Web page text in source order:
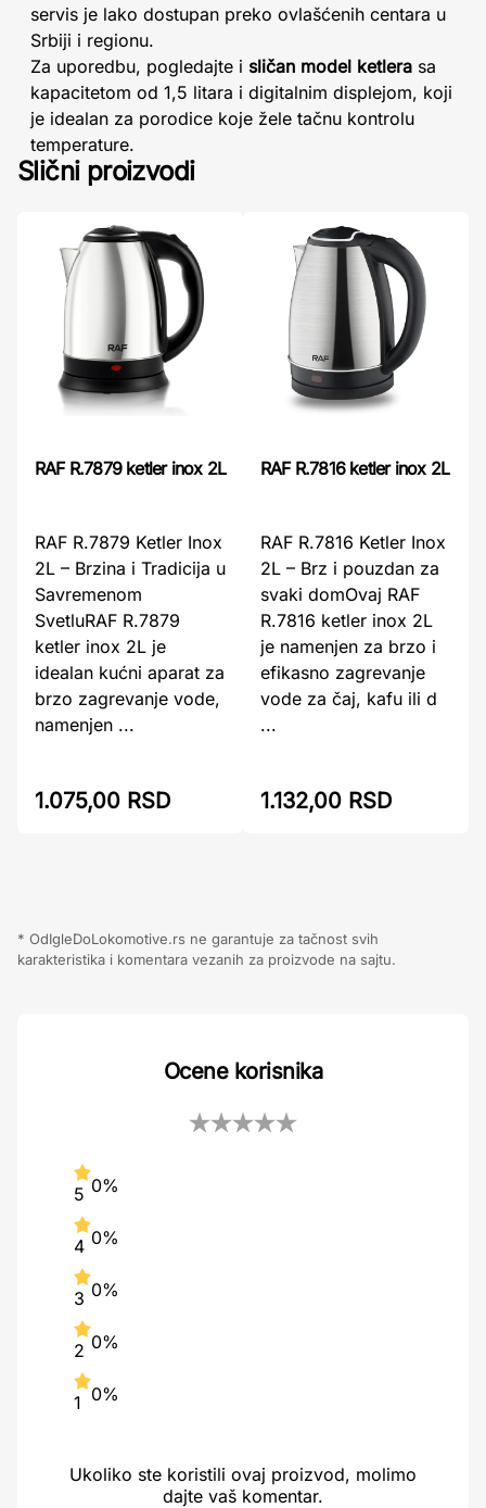
servis je lako dostupan preko ovlašćenih centara u
Srbiji i regionu.
Za uporedbu, pogledajte i sličan model ketlera sa
kapacitetom od 1,5 litara i digitalnim displejom, koji
je idealan za porodice koje žele tačnu kontrolu
temperature.
Slični proizvodi
RAF R.7879 ketler inox 2L
RAF R.7879 Ketler Inox
2L – Brzina i Tradicija u
Savremenom
SvetluRAF R.7879
ketler inox 2L je
idealan kućni aparat za
brzo zagrevanje vode,
namenjen ...
1.075,00 RSD
RAF R.7816 ketler inox 2L
RAF R.7816 Ketler Inox
2L – Brz i pouzdan za
svaki domOvaj RAF
R.7816 ketler inox 2L
je namenjen za brzo i
efikasno zagrevanje
vode za čaj, kafu ili d
...
1.132,00 RSD
* OdIgleDoLokomotive.rs ne garantuje za tačnost svih
karakteristika i komentara vezanih za proizvode na sajtu.
Ocene korisnika
5 0%
4 0%
3 0%
2 0%
1 0%
Ukoliko ste koristili ovaj proizvod, molimo
dajte vaš komentar.